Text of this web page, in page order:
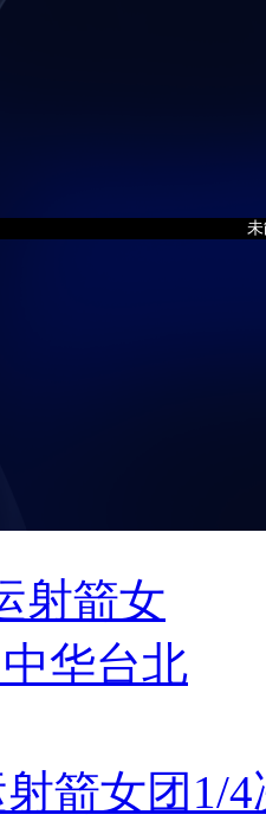
箭女团1/